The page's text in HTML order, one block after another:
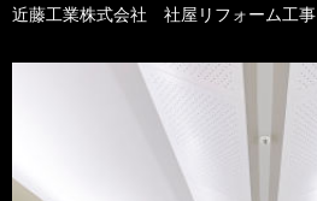
近藤工業株式会社 社屋リフォーム工事